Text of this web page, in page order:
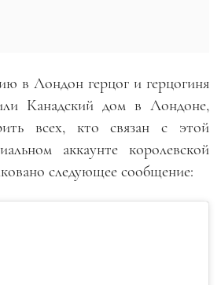
в Лондон герцог и герцогиня
Канадский дом в Лондоне,
всех, кто связан с этой
аккаунте королевской
следующее сообщение: